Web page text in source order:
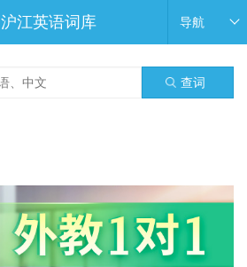
沪江英语词库 导航
查词